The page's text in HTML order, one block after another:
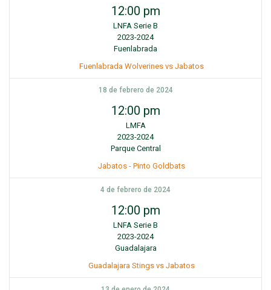
12:00 pm
LNFA Serie B
2023-2024
Fuenlabrada
Fuenlabrada Wolverines vs Jabatos
18 de febrero de 2024
12:00 pm
LMFA
2023-2024
Parque Central
Jabatos - Pinto Goldbats
4 de febrero de 2024
12:00 pm
LNFA Serie B
2023-2024
Guadalajara
Guadalajara Stings vs Jabatos